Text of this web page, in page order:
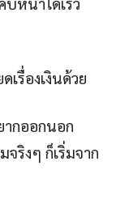
เรื่องเงินด้วย
ากออกนอก
จริงๆ ก็เริ่มจาก